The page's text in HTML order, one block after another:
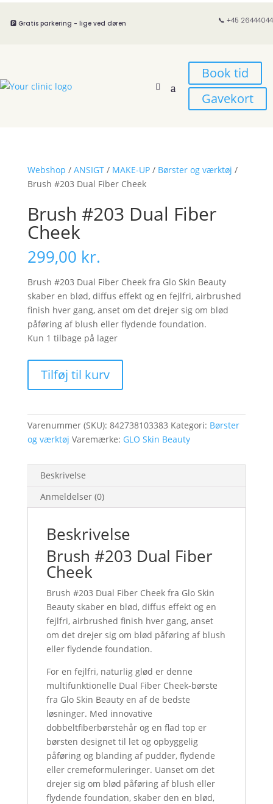
🅿️ Gratis parkering - lige ved døren 📞 +45 26444044
Book tid
Gavekort
Webshop / ANSIGT/ MAKE-UP/ Børster og værktøj /
Brush #203 Dual Fiber Cheek
Brush #203 Dual Fiber
Cheek
299,00 kr.
Brush #203 Dual Fiber Cheek fra Glo Skin Beauty
skaber en blød, diffus effekt og en fejlfri, airbrushed
finish hver gang, anset om det drejer sig om blød
påføring af blush eller flydende foundation.
Kun 1 tilbage på lager
#203
Dual
Cheek
antal
Tilføj til kurv
Varenummer (SKU): 842738103383 Kategori: Børster
og værktøj Varemærke: GLO Skin Beauty
Beskrivelse
Anmeldelser (0)
Beskrivelse
Brush #203 Dual Fiber
Cheek
Brush #203 Dual Fiber Cheek fra Glo Skin
Beauty skaber en blød, diffus effekt og en
fejlfri, airbrushed finish hver gang, anset
om det drejer sig om blød påføring af blush
eller flydende foundation.
For en fejlfri, naturlig glød er denne
multifunktionelle Dual Fiber Cheek-børste
fra Glo Skin Beauty en af de bedste
løsninger. Med innovative
dobbeltfiberbørstehår og en flad top er
børsten designet til let og opbyggelig
påføring og blanding af pudder, flydende
eller cremeformuleringer. Uanset om det
drejer sig om blød påføring af blush eller
flydende foundation, skaber den en blød,